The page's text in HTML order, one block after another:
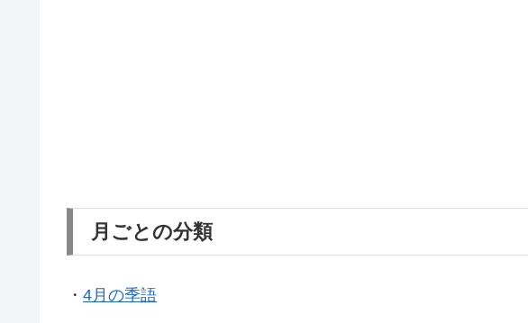
月ごとの分類
・ 4月の季語